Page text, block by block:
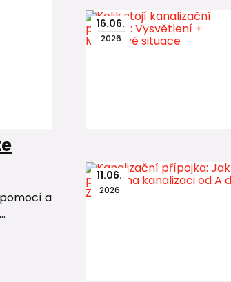
a
16.06.
2026
11.06.
2026